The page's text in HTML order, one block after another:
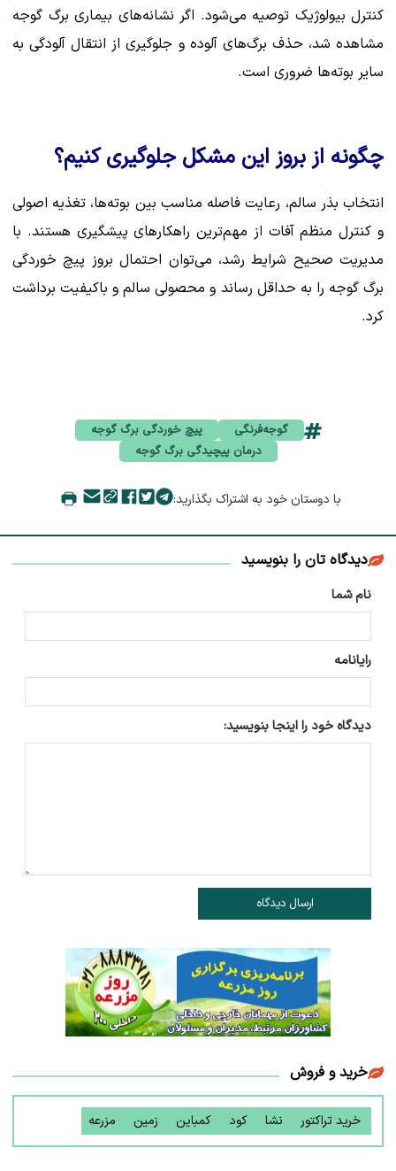
کنترل بیولوژیک توصیه می‌شود. اگر نشانه‌های بیماری برگ گوجه
مشاهده شد، حذف برگ‌های آلوده و جلوگیری از انتقال آلودگی به
سایر بوته‌ها ضروری است.
چگونه از بروز این مشکل جلوگیری کنیم؟
انتخاب بذر سالم، رعایت فاصله مناسب بین بوته‌ها، تغذیه اصولی
و کنترل منظم آفات از مهم‌ترین راهکارهای پیشگیری هستند. با
مدیریت صحیح شرایط رشد، می‌توان احتمال بروز پیچ خوردگی
برگ گوجه را به حداقل رساند و محصولی سالم و باکیفیت برداشت
کرد.
گوجه‌فرنگی
پیچ خوردگی برگ گوجه
درمان پیچیدگی برگ گوجه
با دوستان خود به اشتراک بگذارید:
دیدگاه تان را بنویسید
نام شما
رایانامه
دیدگاه خود را اینجا بنویسید:
ارسال دیدگاه
خرید و فروش
خرید تراکتور نشا کود کمباین زمین مزرعه